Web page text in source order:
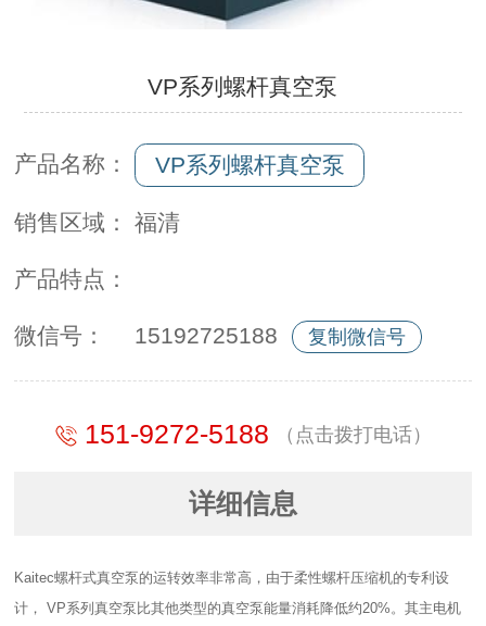
VP系列螺杆真空泵
产品名称： VP系列螺杆真空泵
销售区域： 福清
产品特点：
微信号： 15192725188 复制微信号
151-9272-5188 （点击拨打电话）
详细信息
Kaitec螺杆式真空泵的运转效率非常高，由于柔性螺杆压缩机的专利设
计， VP系列真空泵比其他类型的真空泵能量消耗降低约20%。其主电机